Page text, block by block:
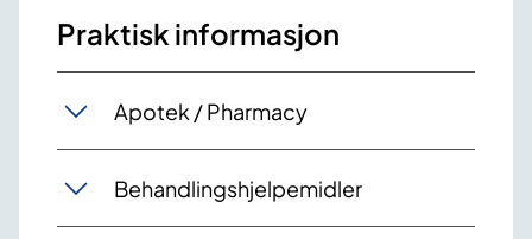
Praktisk informasjon
Apotek / Pharmacy
Behandlingshjelpemidler